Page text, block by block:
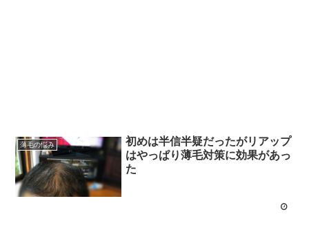
薄毛の悩み
初めは半信半疑だったがリアップ
はやっぱり薄毛対策に効果があっ
た